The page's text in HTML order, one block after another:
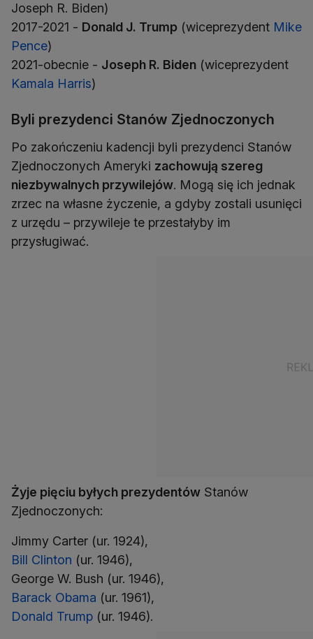
Joseph R. Biden)
2017-2021 - Donald J. Trump (wiceprezydent Mike
Pence)
2021-obecnie - Joseph R. Biden (wiceprezydent
Kamala Harris)
Byli prezydenci Stanów Zjednoczonych
Po zakończeniu kadencji byli prezydenci Stanów
Zjednoczonych Ameryki zachowują szereg
niezbywalnych przywilejów. Mogą się ich jednak
zrzec na własne życzenie, a gdyby zostali usunięci
z urzędu – przywileje te przestałyby im
przysługiwać.
Żyje pięciu byłych prezydentów Stanów
Zjednoczonych:
Bill Clinton (ur. 1946),
Barack Obama
Donald Trump (ur. 1946).